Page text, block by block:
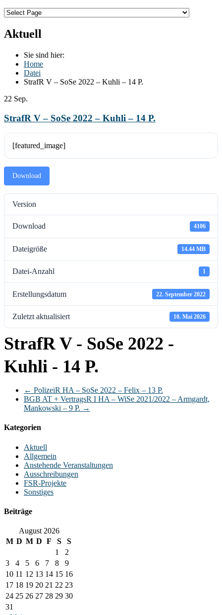
Aktuell
Sie sind hier:
Home
Datei
StrafR V – SoSe 2022 – Kuhli – 14 P.
22 Sep.
StrafR V – SoSe 2022 – Kuhli – 14 P.
[featured_image]
Download
Version
Download 4106
Dateigröße 14.44 MB
Datei-Anzahl 1
Erstellungsdatum 22. September 2022
Zuletzt aktualisiert 10. Mai 2026
StrafR V - SoSe 2022 -
Kuhli - 14 P.
← PolizeiR HA – SoSe 2022 – Felix – 13 P.
BGB AT + VertragsR I HA – WiSe 2021/2022 – Armgardt,
Mankowski – 9 P. →
Kategorien
Aktuell
Allgemein
Anstehende Veranstaltungen
Ausschreibungen
FSR-Projekte
Sonstiges
Beiträge
August 2026
M D M D F S
S
1
2
3
4 5 6 7 8
9
10 11 12 13 14 15 16
17 18 19 20 21 22 23
24 25 26 27 28 29 30
31